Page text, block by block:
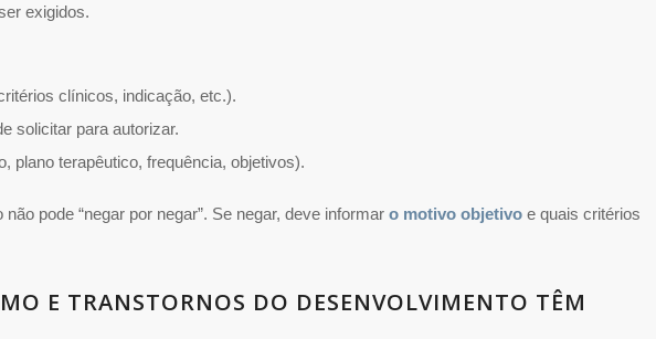
exigidos.
clínicos, indicação, etc.).
solicitar para autorizar.
plano terapêutico, frequência, objetivos).
pode “negar por negar”. Se negar, deve informar o motivo objetivo e quais critérios
E TRANSTORNOS DO DESENVOLVIMENTO TÊM